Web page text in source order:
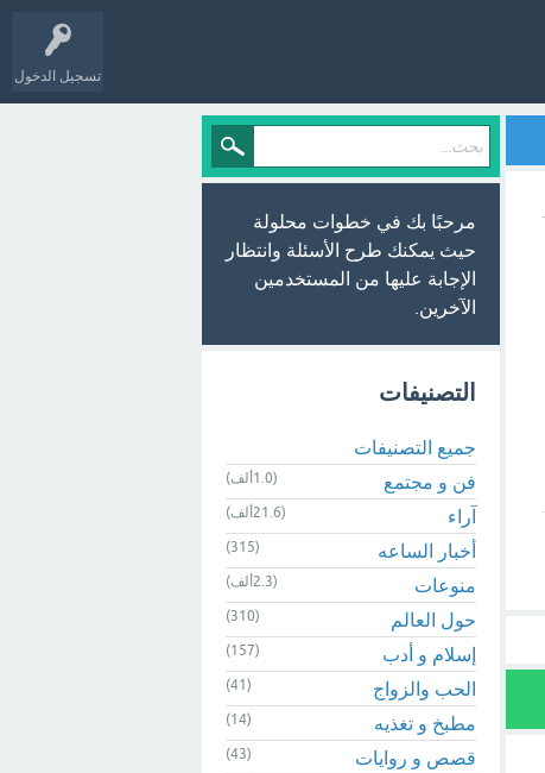
تسجيل الدخول
مرحبًا بك في خطوات محلولة
حيث يمكنك طرح الأسئلة وانتظار
الإجابة عليها من المستخدمين
الآخرين.
التصنيفات
جميع التصنيفات
فن و مجتمع
(1.0ألف)
آراء (21.6ألف)
أخبار الساعه (315)
منوعات (2.3ألف)
حول العالم (310)
إسلام و أدب (157)
الحب والزواج (41)
مطبخ و تغذيه (14)
قصص و روايات (43)